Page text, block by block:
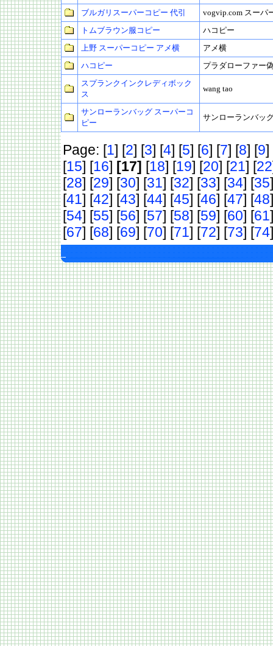
ブルガリスーパーコピー 代引
vogvip.com スーパ
トムブラウン服コピー
ハコピー
上野 スーパーコピー アメ横
アメ横
ハコピー
プラダローファー
スプランクインクレディボック
ス
wang tao
サンローランバッグ スーパーコ
ピー
サンローランバッ
Page: [1] [2] [3] [4] [5] [6] [7] [8] [9]
[15] [16] [17] [18] [19] [20] [21] [22
[28] [29] [30] [31] [32] [33] [34] [35
[41] [42] [43] [44] [45] [46] [47] [48
[54] [55] [56] [57] [58] [59] [60] [61
[67] [68] [69] [70] [71] [72] [73] [74]